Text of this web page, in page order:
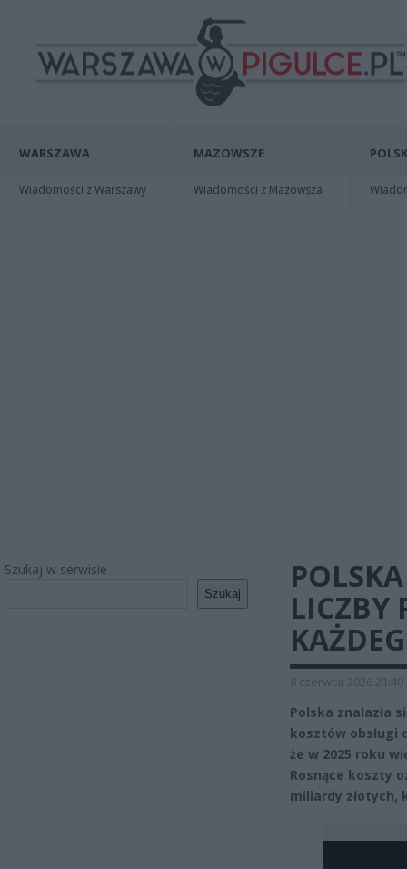
WARSZAWA
Wiadomości z Warszawy
MAZOWSZE
Wiadomości z Mazowsza
Szukaj w serwisie
Szukaj
LICZBY
8 czerwca 2026 21:40
Polska znalazła
kosztów obsługi
że w 2025 roku
Rosnące koszty
miliardy złotych,